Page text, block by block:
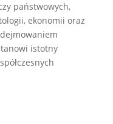
państwowych,
ekonomii oraz
istotny